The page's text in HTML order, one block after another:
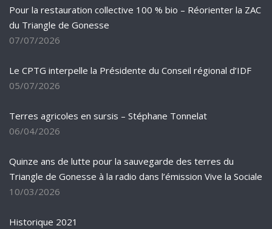
Pour la restauration collective 100 % bio – Réorienter la ZAC
du Triangle de Gonesse
07/07/2026
Le CPTG interpelle la Présidente du Conseil régional d’IDF
05/07/2026
Terres agricoles en sursis – Stéphane Tonnelat
06/04/2026
Quinze ans de lutte pour la sauvegarde des terres du
Triangle de Gonesse à la radio dans l’émission Vive la Sociale
10/03/2026
Historique 2021